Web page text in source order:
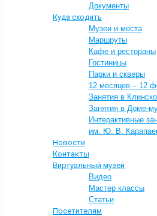
Документы
Куда сходить
Музеи и места
Маршруты
Кафе и рестораны
Гостиницы
Парки и скверы
12 месяцев – 12
Занятия в
Занятия в Доме-
Интерактивные
им. Ю. В.
Новости
Контакты
Виртуальный музей
Видео
Мастер классы
Статьи
Посетителям